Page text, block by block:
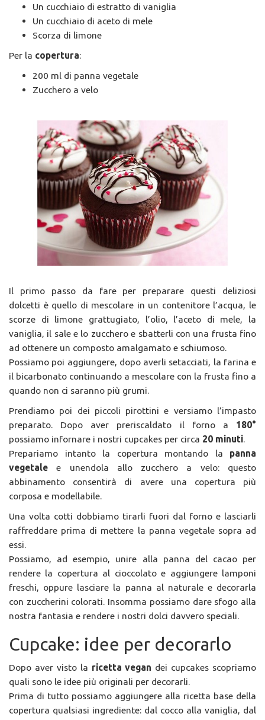
Un cucchiaio di estratto di vaniglia
Un cucchiaio di aceto di mele
Scorza di limone
Per la copertura:
200 ml di panna vegetale
Zucchero a velo
Il primo passo da fare per preparare questi deliziosi
dolcetti è quello di mescolare in un contenitore l’acqua, le
scorze di limone grattugiato, l’olio, l’aceto di mele, la
vaniglia, il sale e lo zucchero e sbatterli con una frusta fino
ad ottenere un composto amalgamato e schiumoso.
Possiamo poi aggiungere, dopo averli setacciati, la farina e
il bicarbonato continuando a mescolare con la frusta fino a
quando non ci saranno più grumi.
Prendiamo poi dei piccoli pirottini e versiamo l’impasto
preparato. Dopo aver preriscaldato il forno a 180°
possiamo infornare i nostri cupcakes per circa 20 minuti.
Prepariamo intanto la copertura montando la panna
vegetale e unendola allo zucchero a velo: questo
abbinamento consentirà di avere una copertura più
corposa e modellabile.
Una volta cotti dobbiamo tirarli fuori dal forno e lasciarli
raffreddare prima di mettere la panna vegetale sopra ad
essi.
Possiamo, ad esempio, unire alla panna del cacao per
rendere la copertura al cioccolato e aggiungere lamponi
freschi, oppure lasciare la panna al naturale e decorarla
con zuccherini colorati. Insomma possiamo dare sfogo alla
nostra fantasia e rendere i nostri dolci davvero speciali.
Cupcake: idee per decorarlo
Dopo aver visto la ricetta vegan dei cupcakes scopriamo
quali sono le idee più originali per decorarli.
Prima di tutto possiamo aggiungere alla ricetta base della
copertura qualsiasi ingrediente: dal cocco alla vaniglia, dal